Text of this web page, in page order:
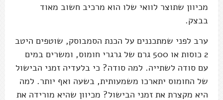
מכיוון שתוצר לוואי שלו הוא מרכיב חשוב מאוד
בבצק.
ערב לפני שמתכננים על הכנת הסמבוסק, שוטפים היטב
2 כוסות או 500 גרם של גרגרי חומוס, ומשרים במים
עם סודה לשתייה. למה סודה? כי בלעדיה זמני הבישול
של החומוס יתארכו משמעותית, בשעה ואף יותר. למה
היא מקצרת את זמני הבישול? מכיוון שהיא מורידה את